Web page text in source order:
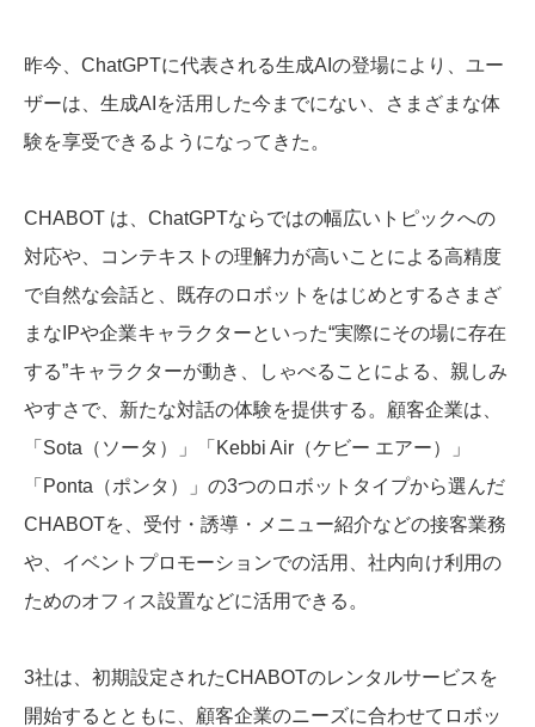
昨今、ChatGPTに代表される生成AIの登場により、ユー
ザーは、生成AIを活用した今までにない、さまざまな体
験を享受できるようになってきた。
CHABOT は、ChatGPTならではの幅広いトピックへの
対応や、コンテキストの理解力が高いことによる高精度
で自然な会話と、既存のロボットをはじめとするさまざ
まなIPや企業キャラクターといった“実際にその場に存在
する”キャラクターが動き、しゃべることによる、親しみ
やすさで、新たな対話の体験を提供する。顧客企業は、
「Sota（ソータ）」「Kebbi Air（ケビー エアー）」
「Ponta（ポンタ）」の3つのロボットタイプから選んだ
CHABOTを、受付・誘導・メニュー紹介などの接客業務
や、イベントプロモーションでの活用、社内向け利用の
ためのオフィス設置などに活用できる。
3社は、初期設定されたCHABOTのレンタルサービスを
開始するとともに、顧客企業のニーズに合わせてロボッ